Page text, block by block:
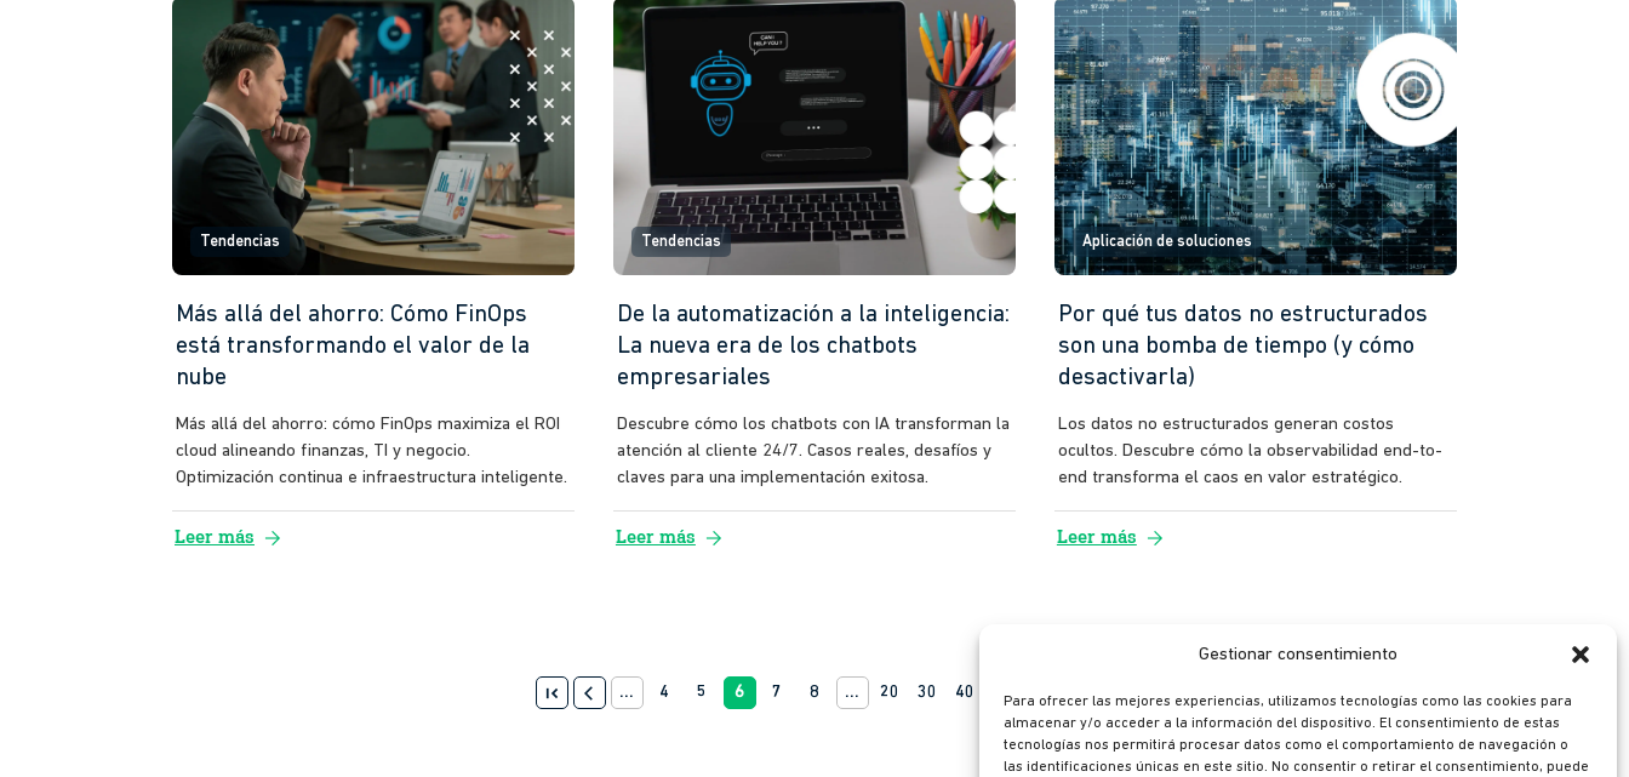
Gestionar consentimiento
Para ofrecer las mejores experiencias, utilizamos tecnologías como las cookies para
almacenar y/o acceder a la información del dispositivo. El consentimiento de estas
tecnologías nos permitirá procesar datos como el comportamiento de navegación o
las identificaciones únicas en este sitio. No consentir o retirar el consentimiento, puede
Tendencias
Más allá del ahorro: Cómo FinOps
está transformando el valor de la
nube
Más allá del ahorro: cómo FinOps maximiza el ROI
cloud alineando finanzas, TI y negocio.
Optimización continua e infraestructura inteligente.
Leer más arrow_forward
Tendencias
De la automatización a la inteligencia:
La nueva era de los chatbots
empresariales
Descubre cómo los chatbots con IA transforman la
atención al cliente 24/7. Casos reales, desafíos y
claves para una implementación exitosa.
Leer más arrow_forward
Aplicación de soluciones
Por qué tus datos no estructurados
son una bomba de tiempo (y cómo
desactivarla)
Los datos no estructurados generan costos
ocultos. Descubre cómo la observabilidad end-to-
end transforma el caos en valor estratégico.
Leer más arrow_forward
first_page arrow_back_ios ... 4 5 6 7 8 ... 20 30 40 ... arrow_forward_ios last_page